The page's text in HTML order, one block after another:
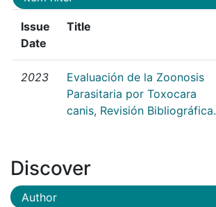
Issue
Date
Title
2023
Evaluación de la Zoonosis
Parasitaria por Toxocara
canis, Revisión Bibliográfica.
Discover
Author